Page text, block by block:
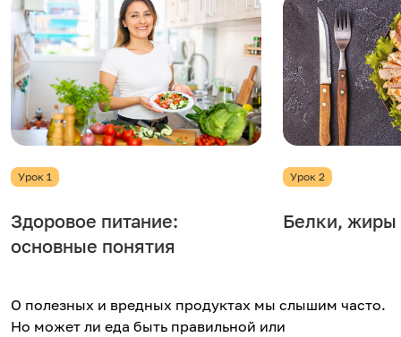
Урок 1
Здоровое питание:
основные понятия
Урок 2
Белки, жиры
О полезных и вредных продуктах мы слышим часто.
Но может ли еда быть правильной или